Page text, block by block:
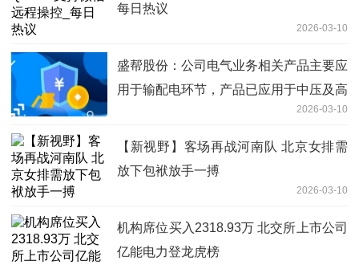
每日热议
2026-03-10
盛帮股份：公司电气业务相关产品主要应
用于输配电环节，产品已应用于中压及高
2026-03-10
【新视野】客场再战河南队 北京女排需
放下包袱放手一搏
2026-03-10
机构席位买入2318.93万 北交所上市公司
亿能电力登龙虎榜